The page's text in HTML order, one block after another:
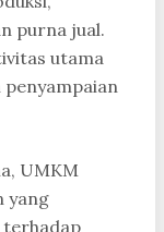
purna jual.
utama
UMKM
yang
terhadap